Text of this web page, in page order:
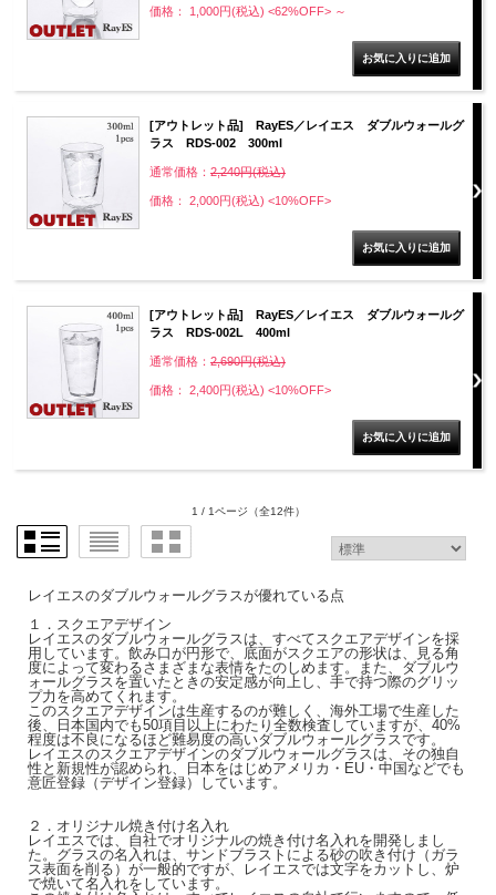
価格： 1,000円(税込) <62%OFF> ～
[アウトレット品] RayES／レイエス ダブルウォールグ
ラス RDS-002 300ml
通常価格： 2,240円(税込)
価格： 2,000円(税込) <10%OFF>
[アウトレット品] RayES／レイエス ダブルウォールグ
ラス RDS-002L 400ml
通常価格： 2,690円(税込)
価格： 2,400円(税込) <10%OFF>
1 / 1ページ （全12件）
レイエスのダブルウォールグラスが優れている点
１．スクエアデザイン
レイエスのダブルウォールグラスは、すべてスクエアデザインを採
用しています。飲み口が円形で、底面がスクエアの形状は、見る角
度によって変わるさまざまな表情をたのしめます。また、ダブルウ
ォールグラスを置いたときの安定感が向上し、手で持つ際のグリッ
プ力を高めてくれます。
このスクエアデザインは生産するのが難しく、海外工場で生産した
後、日本国内でも50項目以上にわたり全数検査していますが、40%
程度は不良になるほど難易度の高いダブルウォールグラスです。
レイエスのスクエアデザインのダブルウォールグラスは、その独自
性と新規性が認められ、日本をはじめアメリカ・EU・中国などでも
意匠登録（デザイン登録）しています。
２．オリジナル焼き付け名入れ
レイエスでは、自社でオリジナルの焼き付け名入れを開発しまし
た。グラスの名入れは、サンドブラストによる砂の吹き付け（ガラ
ス表面を削る）が一般的ですが、レイエスでは文字をカットし、炉
で焼いて名入れをしています。